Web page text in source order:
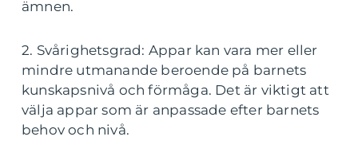
ämnen.
2. Svårighetsgrad: Appar kan vara mer eller
mindre utmanande beroende på barnets
kunskapsnivå och förmåga. Det är viktigt att
välja appar som är anpassade efter barnets
behov och nivå.